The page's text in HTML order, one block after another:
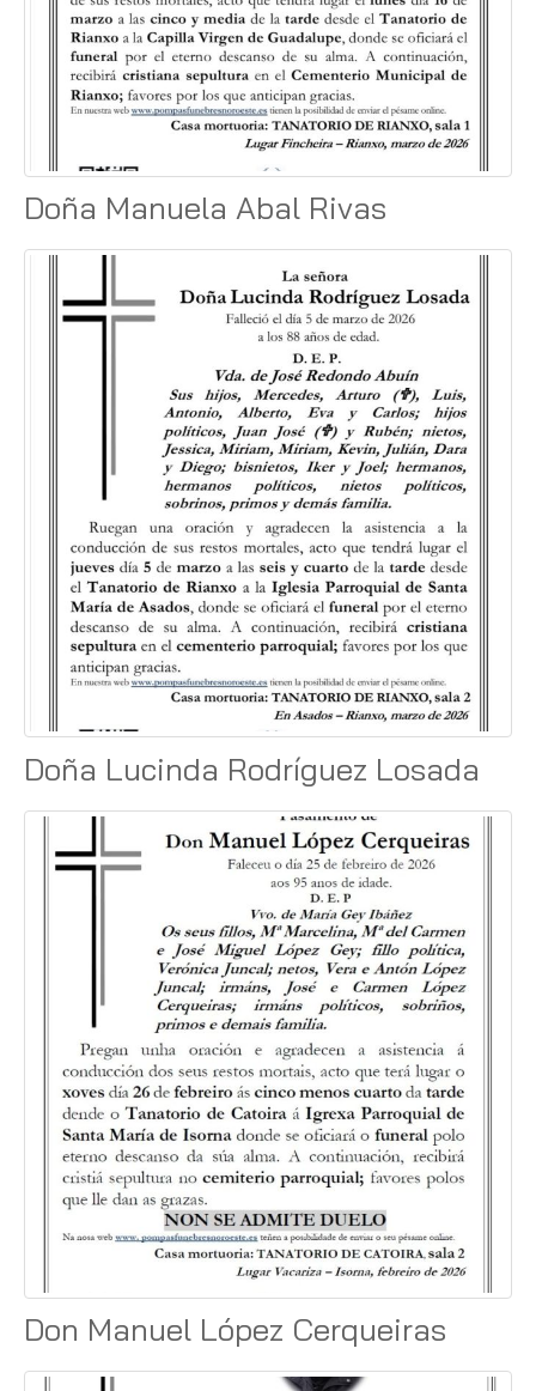
Doña Manuela Abal Rivas
Doña Lucinda Rodríguez Losada
Don Manuel López Cerqueiras